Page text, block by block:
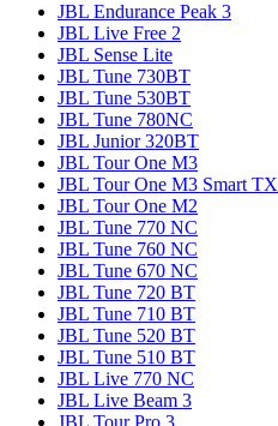
JBL Endurance Peak 3
JBL Live Free 2
JBL Sense Lite
JBL Tune 730BT
JBL Tune 530BT
JBL Tune 780NC
JBL Junior 320BT
JBL Tour One M3
JBL Tour One M3 Smart TX
JBL Tour One M2
JBL Tune 770 NC
JBL Tune 760 NC
JBL Tune 670 NC
JBL Tune 720 BT
JBL Tune 710 BT
JBL Tune 520 BT
JBL Tune 510 BT
JBL Live 770 NC
JBL Live Beam 3
JBL Tour Pro 3